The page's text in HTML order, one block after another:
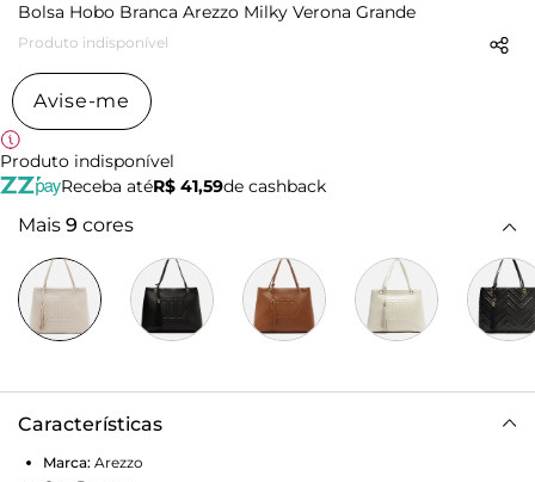
Bolsa Hobo Branca Arezzo Milky Verona Grande
Produto indisponível
Avise-me
Produto indisponível
Receba atéR$ 41,59de cashback
Mais 9 cores
Características
Marca: Arezzo